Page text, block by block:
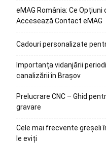
eMAG România: Ce
Accesează Contact eMAG
Cadouri personalizate
Importanța vidanjării
canalizării în Brașov
Prelucrare CNC – Ghid
gravare
Cele mai frecvente greșeli
le eviți